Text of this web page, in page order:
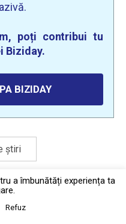
poți contribui tu
Biziday.
BIZIDAY
știri
a îmbunătăți experiența ta
Refuz